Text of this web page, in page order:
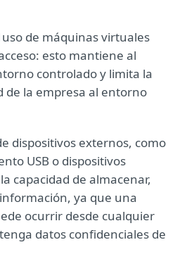
de máquinas virtuales
esto mantiene al
controlado y limita la
de la empresa al entorno
externos, como
USB o dispositivos
capacidad de almacenar,
ya que una
ocurrir desde cualquier
datos confidenciales de